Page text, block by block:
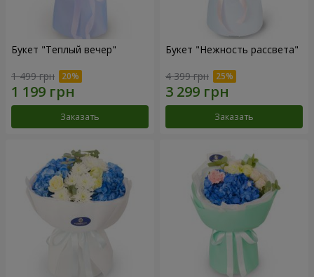
Букет "Теплый вечер"
1 499 грн
Заказать
Букет "Нежность рассвета"
4 399 грн
Заказать